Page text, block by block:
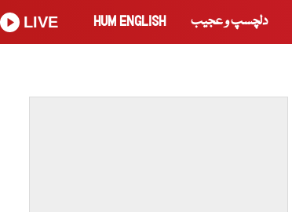
دلچسپ و عجیب HUM ENGLISH
LIVE